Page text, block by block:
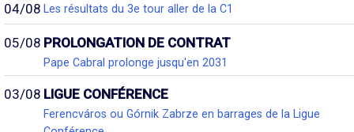
04/08
Les résultats du 3e tour aller de la C1
05/08 PROLONGATION DE CONTRAT
Pape Cabral prolonge jusqu'en 2031
03/08 LIGUE CONFÉRENCE
Ferencváros ou Górnik Zabrze en barrages de la Ligue